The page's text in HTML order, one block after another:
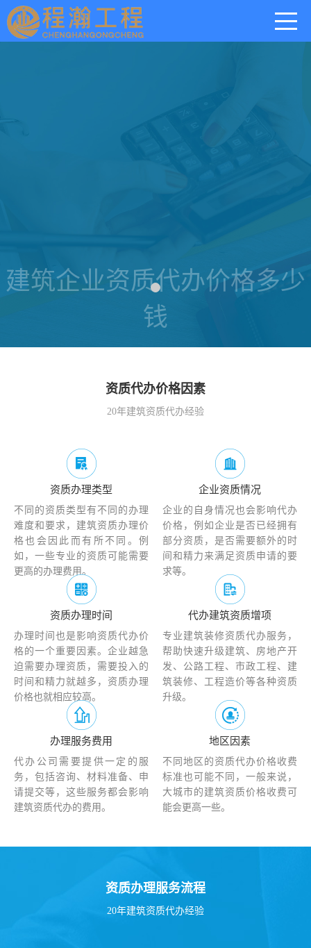
让您省心、省力、高效地完成建筑企业资质代办，为您的企业发
展助力！立即联系我们，开启您的资质办理之旅！
资质代办价格因素
20年建筑资质代办经验
资质办理类型
不同的资质类型有不同的办理
难度和要求，建筑资质办理价
格也会因此而有所不同。例
如，一些专业的资质可能需要
更高的办理费用。
企业资质情况
企业的自身情况也会影响代办
价格，例如企业是否已经拥有
部分资质，是否需要额外的时
间和精力来满足资质申请的要
求等。
资质办理时间
办理时间也是影响资质代办价
格的一个重要因素。企业越急
迫需要办理资质，需要投入的
时间和精力就越多，资质办理
价格也就相应较高。
代办建筑资质增项
专业建筑装修资质代办服务，
帮助快速升级建筑、房地产开
发、公路工程、市政工程、建
筑装修、工程造价等各种资质
升级。
办理服务费用
代办公司需要提供一定的服
务，包括咨询、材料准备、申
请提交等，这些服务都会影响
建筑资质代办的费用。
地区因素
不同地区的资质代办价格收费
标准也可能不同，一般来说，
大城市的建筑资质价格收费可
能会更高一些。
资质办理服务流程
20年建筑资质代办经验